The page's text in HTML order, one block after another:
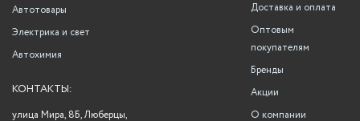
Доставка и оплата
Оптовым
покупателям
Бренды
Акции
О компании
Автотовары
Электрика и свет
Автохимия
КОНТАКТЫ:
улица Мира, 8Б, Люберцы,